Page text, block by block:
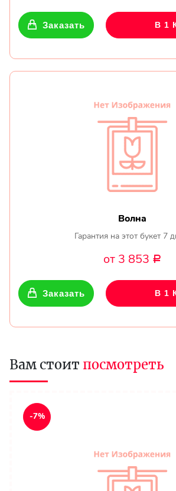
Заказать В 1
Волна
Гарантия на этот букет 7
от 3 853 Р
Заказать В 1
Вам стоит посмотреть
-7%